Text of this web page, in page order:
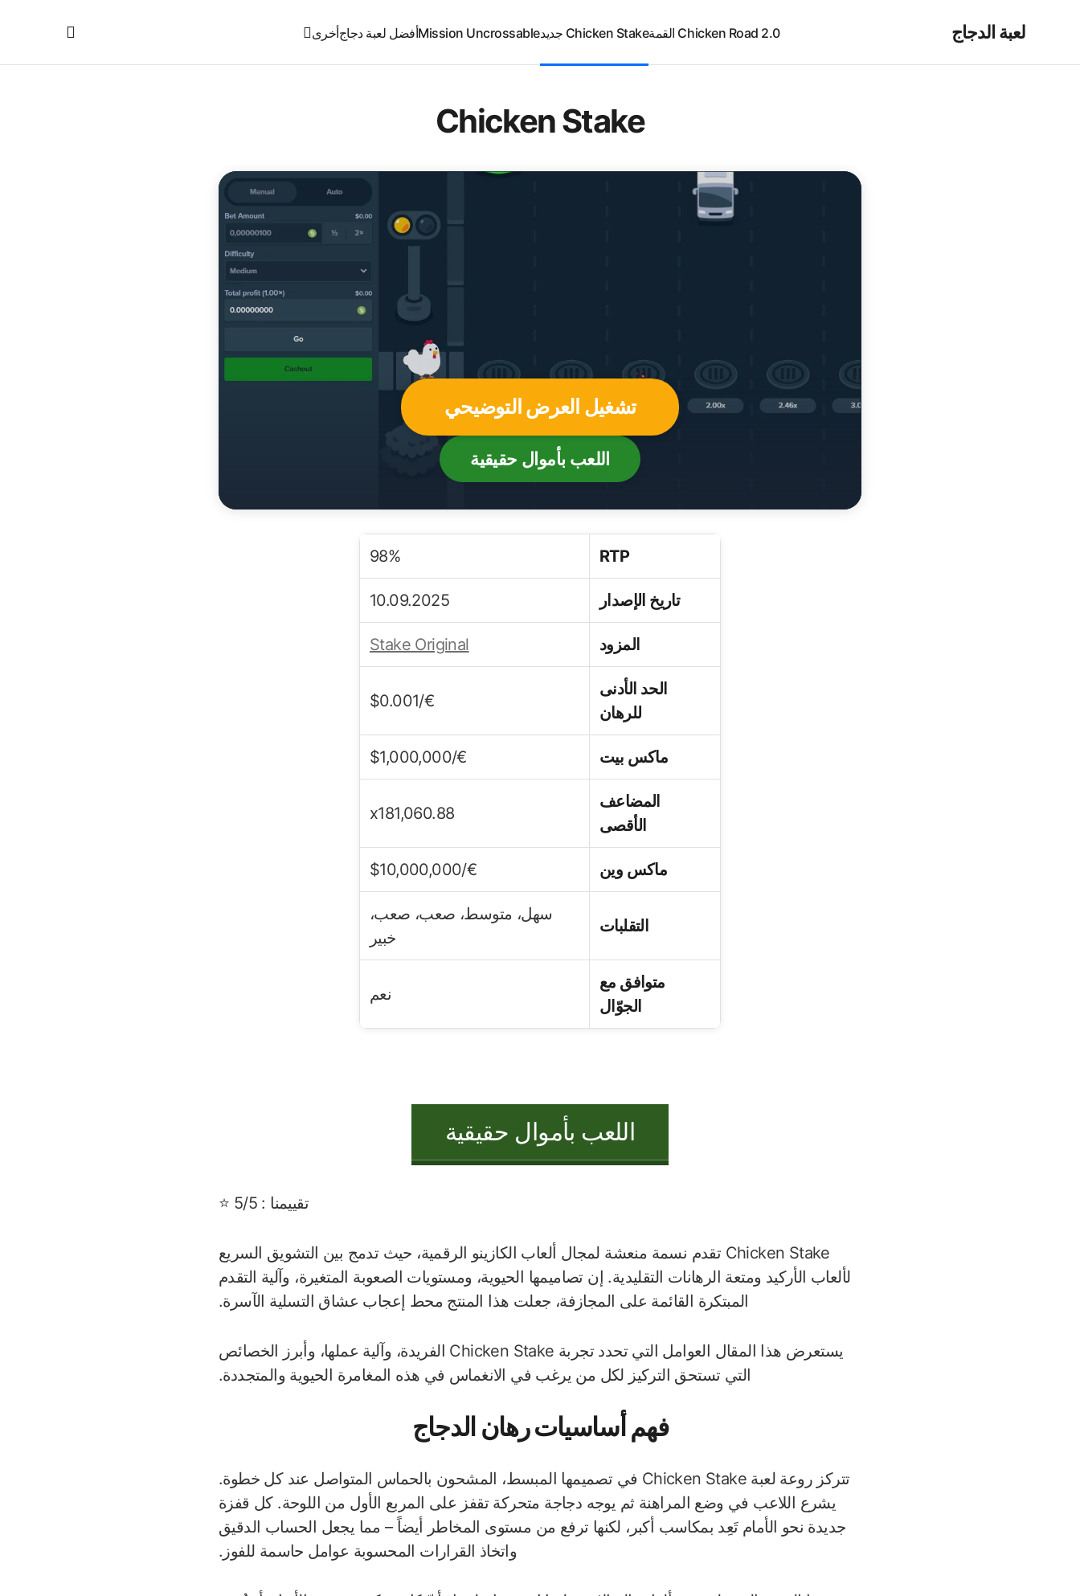
لعبة الدجاج Chicken Road 2.0 القمة Chicken Stake جديد Mission Uncrossableأفضل لعبة دجاجأخرى
Chicken Stake
تشغيل العرض التوضيحي
اللعب بأموال حقيقية
RTP
98%
تاريخ الإصدار 10.09.2025
المزود Stake Original
الحد الأدنى
للرهان
€/$0.001
ماكس بيت €/$1,000,000
المضاعف
الأقصى
x181,060.88
ماكس وين €/$10,000,000
التقلبات
سهل، متوسط، صعب، صعب،
خبير
متوافق مع
الجوّال
نعم
اللعب بأموال حقيقية
تقييمنا : 5/5 ⭐
Chicken Stake تقدم نسمة منعشة لمجال ألعاب الكازينو الرقمية، حيث تدمج بين التشويق السريع
لألعاب الأركيد ومتعة الرهانات التقليدية. إن تصاميمها الحيوية، ومستويات الصعوبة المتغيرة، وآلية التقدم
المبتكرة القائمة على المجازفة، جعلت هذا المنتج محط إعجاب عشاق التسلية الآسرة.
يستعرض هذا المقال العوامل التي تحدد تجربة Chicken Stake الفريدة، وآلية عملها، وأبرز الخصائص
التي تستحق التركيز لكل من يرغب في الانغماس في هذه المغامرة الحيوية والمتجددة.
فهم أساسيات رهان الدجاج
تتركز روعة لعبة Chicken Stake في تصميمها المبسط، المشحون بالحماس المتواصل عند كل خطوة.
يشرع اللاعب في وضع المراهنة ثم يوجه دجاجة متحركة تقفز على المربع الأول من اللوحة. كل قفزة
جديدة نحو الأمام تَعِد بمكاسب أكبر، لكنها ترفع من مستوى المخاطر أيضاً – مما يجعل الحساب الدقيق
واتخاذ القرارات المحسوبة عوامل حاسمة للفوز.